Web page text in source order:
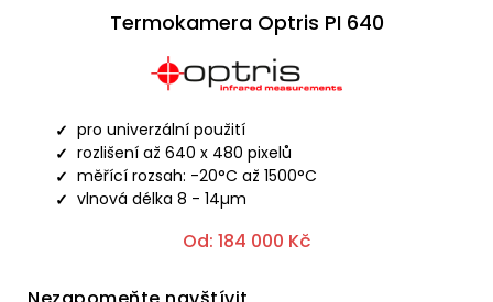
Termokamera Optris PI 640
pro univerzální použití
rozlišení až 640 x 480 pixelů
měřící rozsah: -20°C až 1500°C
vlnová délka 8 - 14µm
Od: 184 000 Kč